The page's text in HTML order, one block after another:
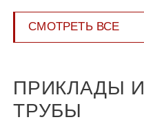
СМОТРЕТЬ ВСЕ
ПРИКЛАДЫ И
ТРУБЫ